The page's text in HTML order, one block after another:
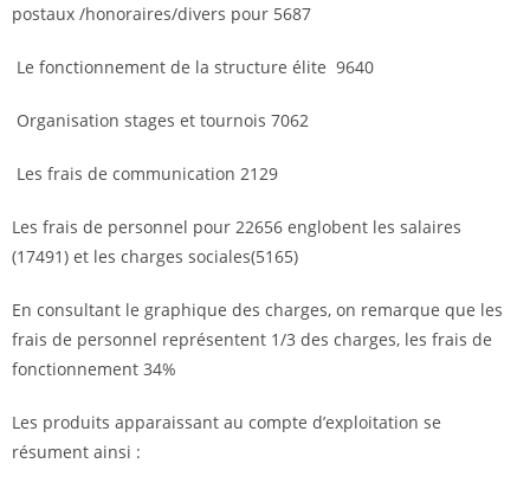
postaux /honoraires/divers pour 5687
Le fonctionnement de la structure élite 9640
Organisation stages et tournois 7062
Les frais de communication 2129
Les frais de personnel pour 22656 englobent les salaires
(17491) et les charges sociales(5165)
En consultant le graphique des charges, on remarque que les
frais de personnel représentent 1/3 des charges, les frais de
fonctionnement 34%
Les produits apparaissant au compte d’exploitation se
résument ainsi :